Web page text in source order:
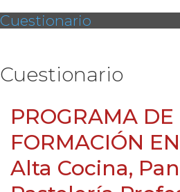
Cuestionario
Cuestionario
PROGRAMA DE
FORMACIÓN
Alta Cocina,